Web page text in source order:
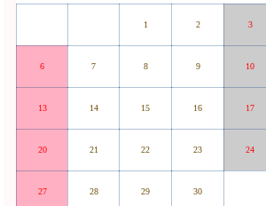
1 2 3
6 7 8 9 10
13 14 15 16 17
20 21 22 23 24
27 28 29 30